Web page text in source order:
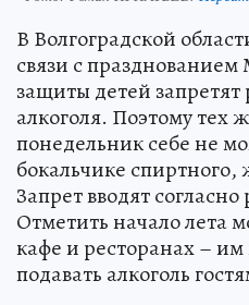
В Волгоградской
связи с
защиты детей
алкоголя. Поэтому тех
понедельник себе не
бокальчике спиртного,
Запрет вводят
Отметить начало лета
кафе и ресторанах –
подавать алкоголь